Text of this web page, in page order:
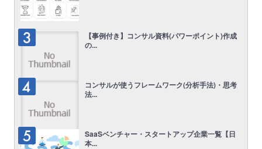
【事例付き】コンサル資料(パワーポイント)作成
の...
コンサルが使うフレームワーク(分析手法)・思考
法...
SaaSベンチャー・スタートアップ企業一覧【日
本...